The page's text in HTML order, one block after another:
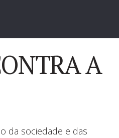
A
da sociedade e das